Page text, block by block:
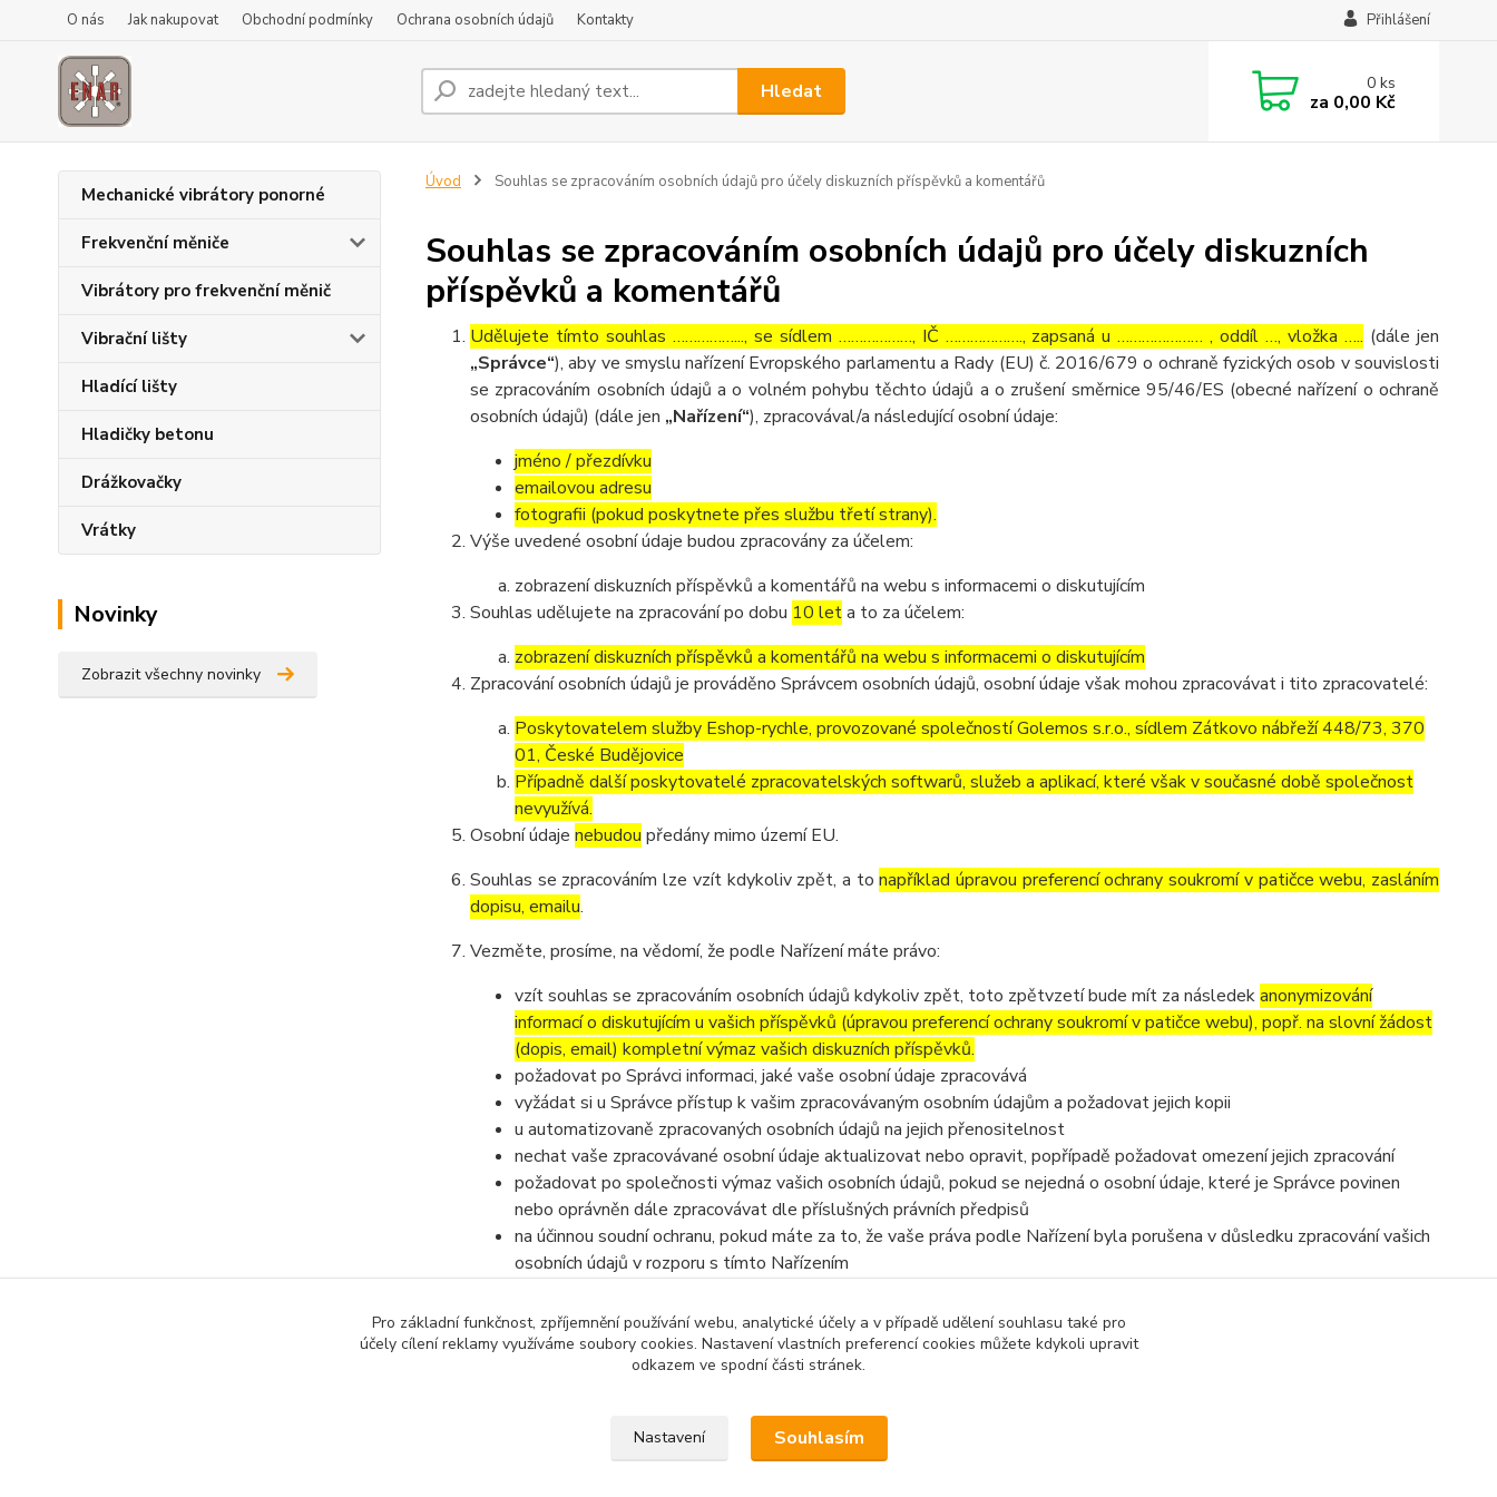
O nás Jak nakupovat Obchodní podmínky Ochrana osobních údajů Kontakty Přihlášení
Hledat 0ks
za 0,00 Kč
Mechanické vibrátory ponorné
Frekvenční měniče
Vibrátory pro frekvenční měnič
Vibrační lišty
Hladící lišty
Hladičky betonu
Drážkovačky
Vrátky
Novinky
Zobrazit všechny novinky
Úvod Souhlas se zpracováním osobních údajů pro účely diskuzních příspěvků a komentářů
Souhlas se zpracováním osobních údajů pro účely diskuzních
příspěvků a komentářů
Udělujete tímto souhlas ……………..., se sídlem ………………, IČ ………………., zapsaná u ………………… , oddíl …, vložka ….. (dále jen
„Správce“), aby ve smyslu nařízení Evropského parlamentu a Rady (EU) č. 2016/679 o ochraně fyzických osob v souvislosti
se zpracováním osobních údajů a o volném pohybu těchto údajů a o zrušení směrnice 95/46/ES (obecné nařízení o ochraně
osobních údajů) (dále jen „Nařízení“), zpracovával/a následující osobní údaje:
jméno / přezdívku
emailovou adresu
fotografii (pokud poskytnete přes službu třetí strany).
Výše uvedené osobní údaje budou zpracovány za účelem:
zobrazení diskuzních příspěvků a komentářů na webu s informacemi o diskutujícím
Souhlas udělujete na zpracování po dobu 10 leta to za účelem:
zobrazení diskuzních příspěvků a komentářů na webu s informacemi o diskutujícím
Zpracování osobních údajů je prováděno Správcem osobních údajů, osobní údaje však mohou zpracovávat i tito zpracovatelé:
Poskytovatelem služby Eshop-rychle, provozované společností Golemos s.r.o., sídlem Zátkovo nábřeží 448/73, 370
01, České Budějovice
Případně další poskytovatelé zpracovatelských softwarů, služeb a aplikací, které však v současné době společnost
nevyužívá.
Osobní údaje nebudou předány mimo území EU.
Souhlas se zpracováním lze vzít kdykoliv zpět, a tonapříklad úpravou preferencí ochrany soukromí v patičce webu, zasláním
dopisu, emailu.
Vezměte, prosíme, na vědomí, že podle Nařízení máte právo:
vzít souhlas se zpracováním osobních údajů kdykoliv zpět, toto zpětvzetí bude mít za následekanonymizování
informací o diskutujícím u vašich příspěvků (úpravou preferencí ochrany soukromí v patičce webu), popř. na slovní žádost
(dopis, email) kompletní výmaz vašich diskuzních příspěvků.
požadovat po Správci informaci, jaké vaše osobní údaje zpracovává
vyžádat si u Správce přístup k vašim zpracovávaným osobním údajům a požadovat jejich kopii
u automatizovaně zpracovaných osobních údajů na jejich přenositelnost
nechat vaše zpracovávané osobní údaje aktualizovat nebo opravit, popřípadě požadovat omezení jejich zpracování
požadovat po společnosti výmaz vašich osobních údajů, pokud se nejedná o osobní údaje, které je Správce povinen
nebo oprávněn dále zpracovávat dle příslušných právních předpisů
na účinnou soudní ochranu, pokud máte za to, že vaše práva podle Nařízení byla porušena v důsledku zpracování vašich
osobních údajů v rozporu s tímto Nařízením
na Úřad pro ochranu osobních údajů
Pro základní funkčnost, zpříjemnění používání webu, analytické účely a v případě udělení souhlasu také pro
účely cílení reklamy využíváme soubory cookies. Nastavení vlastních preferencí cookies můžete kdykoli upravit
odkazem ve spodní části stránek.
Nastavení Souhlasím